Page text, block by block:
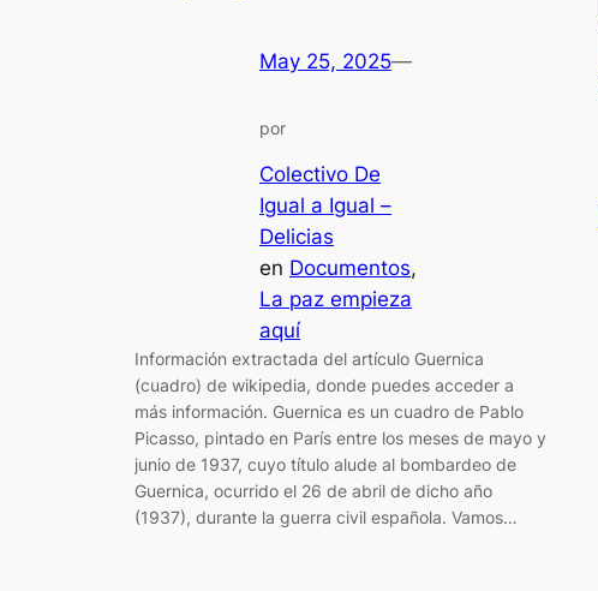
May 25, 2025—
por
Colectivo De
Igual a Igual –
Delicias
en Documentos
La paz empieza
aquí
Información extractada del artículo Guernica
(cuadro) de wikipedia, donde puedes acceder a
más información. Guernica es un cuadro de Pablo
Picasso, pintado en París entre los meses de mayo y
junio de 1937, cuyo título alude al bombardeo de
Guernica, ocurrido el 26 de abril de dicho año
(1937), durante la guerra civil española. Vamos…